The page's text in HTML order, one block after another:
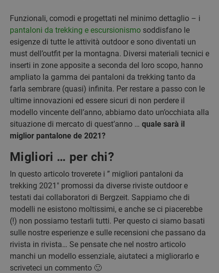
Funzionali, comodi e progettati nel minimo dettaglio – i
pantaloni da trekking e escursionismo soddisfano le
esigenze di tutte le attività outdoor e sono diventati un
must dell’outfit per la montagna. Diversi materiali tecnici e
inserti in zone apposite a seconda del loro scopo, hanno
ampliato la gamma dei pantaloni da trekking tanto da
farla sembrare (quasi) infinita. Per restare a passo con le
ultime innovazioni ed essere sicuri di non perdere il
modello vincente dell’anno, abbiamo dato un’occhiata alla
situazione di mercato di quest’anno … quale sarà il
miglior pantalone de 2021?
Migliori … per chi?
In questo articolo troverete i ” migliori pantaloni da
trekking 2021″ promossi da diverse riviste outdoor e
testati dai collaboratori di Bergzeit. Sappiamo che di
modelli ne esistono moltissimi, e anche se ci piacerebbe
(!) non possiamo testarli tutti. Per questo ci siamo basati
sulle nostre esperienze e sulle recensioni che passano da
rivista in rivista… Se pensate che nel nostro articolo
manchi un modello essenziale, aiutateci a migliorarlo e
scriveteci un commento 🙂